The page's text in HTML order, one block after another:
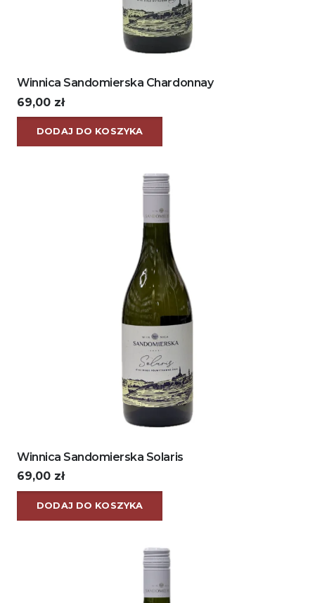
Winnica Sandomierska Chardonnay
69,00 zł
DODAJ DO KOSZYKA
Winnica Sandomierska Solaris
69,00 zł
DODAJ DO KOSZYKA